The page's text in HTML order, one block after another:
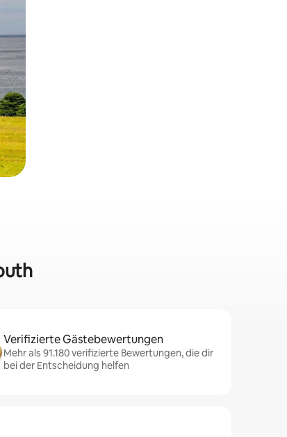
Verifizierte Gästebewertungen
Mehr als 91.180 verifizierte Bewertungen, die dir
bei der Entscheidung helfen